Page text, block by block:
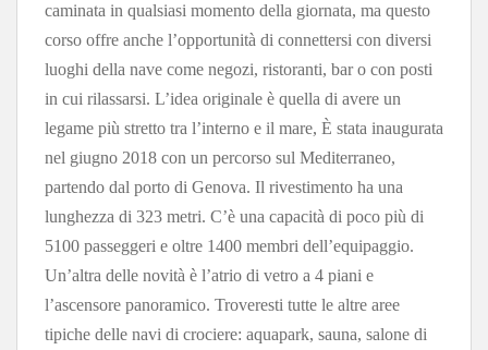
caminata in qualsiasi momento della giornata, ma questo
corso offre anche l’opportunità di connettersi con diversi
luoghi della nave come negozi, ristoranti, bar o con posti
in cui rilassarsi. L’idea originale è quella di avere un
legame più stretto tra l’interno e il mare, È stata inaugurata
nel giugno 2018 con un percorso sul Mediterraneo,
partendo dal porto di Genova. Il rivestimento ha una
lunghezza di 323 metri. C’è una capacità di poco più di
5100 passeggeri e oltre 1400 membri dell’equipaggio.
Un’altra delle novità è l’atrio di vetro a 4 piani e
l’ascensore panoramico. Troveresti tutte le altre aree
tipiche delle navi di crociere: aquapark, sauna, salone di